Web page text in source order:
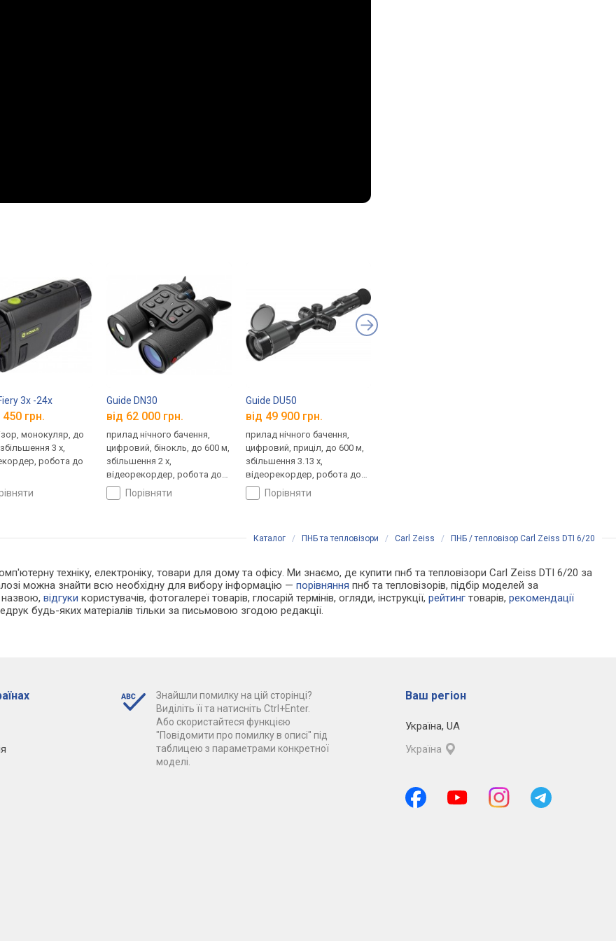
3x -24x
450 грн.
монокуляр, до
3 x,
робота до
Guide DN30
від 62 000 грн.
прилад нічного бачення,
цифровий, бінокль, до 600 м,
збільшення 2 x,
відеорекордер, робота до
6 год порівняти
Guide DU50
від 49 900 грн.
прилад нічного бачення,
цифровий, приціл, до 600 м,
збільшення 3.13 x,
відеорекордер, робота до
15 годпорівняти
Каталог / ПНБ та тепловізори / Carl Zeiss / ПНБ / тепловізор Carl Zeiss DTI 6/20
техніку, електроніку, товари для дому та офісу. Ми знаємо, де купити пнб та тепловізори Carl Zeiss DTI 6/20 за
можна знайти всю необхідну для вибору інформацію —порівняння пнб та тепловізорів, підбір моделей за
назвою,відгуки користувачів, фотогалереї товарів, глосарій термінів, огляди, інструкції,рейтинг товарів,рекомендації
будь-яких матеріалів тільки за письмовою згодою редакції.
Знайшли помилку на цій сторінці?
Виділіть її та натисніть Ctrl+Enter.
Або скористайтеся функцією
"Повідомити про помилку в описі" під
таблицею з параметрами конкретної
моделі.
Ваш регіон
Україна, UA
Україна